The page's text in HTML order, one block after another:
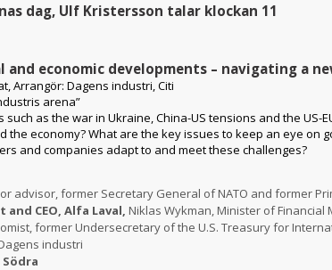
dag, Ulf Kristersson talar klockan 11
and economic developments – navigating a
Arrangör: Dagens industri, Citi
arena”
as the war in Ukraine, China-US tensions and the US-
the economy? What are the key issues to keep an eye on
and companies adapt to and meet these challenges?
advisor, former Secretary General of NATO and former
CEO, Alfa Laval, Niklas Wykman, Minister of Financial
former Undersecretary of the U.S. Treasury for
industri